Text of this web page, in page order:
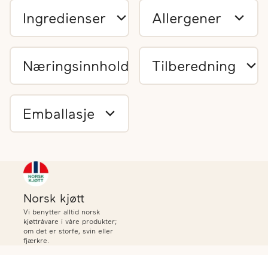
Ingredienser Allergener
Næringsinnhold Tilberedning
Emballasje
Norsk kjøtt
Vi benytter alltid norsk
kjøttråvare i våre produkter;
om det er storfe, svin eller
fjærkre.